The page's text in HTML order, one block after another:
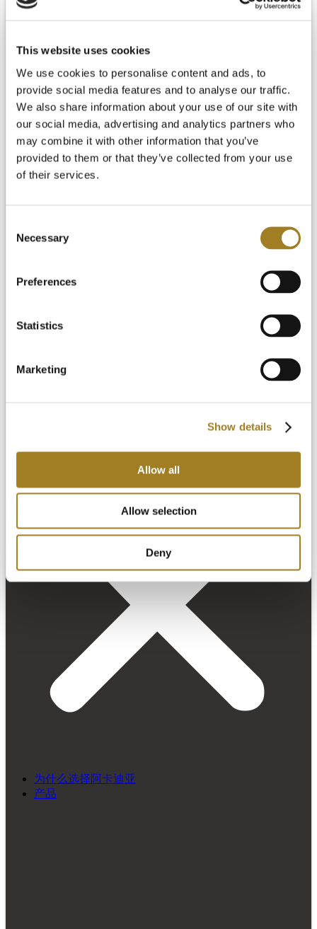
This website uses cookies
We use cookies to personalise content and ads, to
provide social media features and to analyse our traffic.
We also share information about your use of our site with
our social media, advertising and analytics partners who
may combine it with other information that you’ve
provided to them or that they’ve collected from your use
of their services.
Selection
Necessary
Preferences
Statistics
Marketing
Show details
Allow all
Allow selection
Deny
入门
常见问题
新闻与博客
免费试用
登录
为什么选择阿卡迪亚
产品